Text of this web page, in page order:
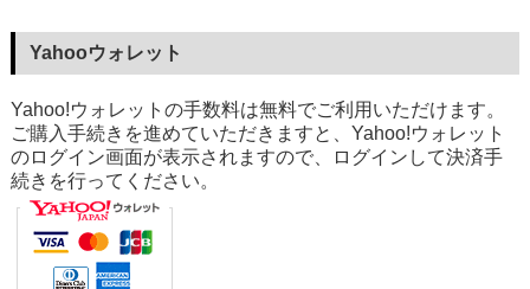
Yahooウォレット
Yahoo!ウォレットの手数料は無料でご利用いただけます。
ご購入手続きを進めていただきますと、Yahoo!ウォレット
のログイン画面が表示されますので、ログインして決済手
続きを行ってください。